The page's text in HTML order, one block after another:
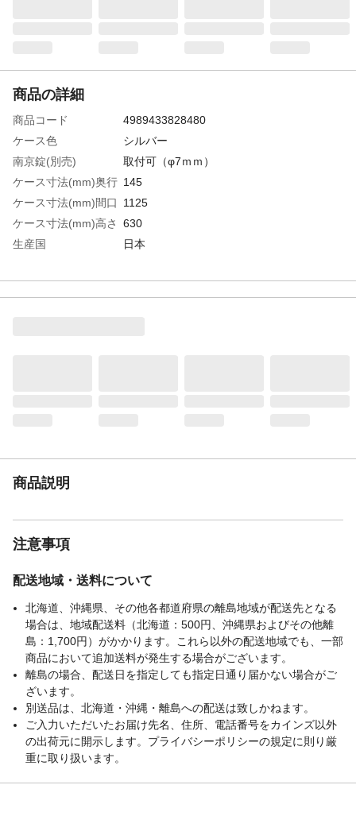
商品の詳細
商品コード
4989433828480
ケース色
シルバー
南京錠(別売)
取付可（φ7ｍｍ）
ケース寸法(mm)奥行 145
ケース寸法(mm)間口
1125
ケース寸法(mm)高さ
630
生産国
日本
材質1
本体：スチール
商品説明
注意事項
配送地域・送料について
北海道、沖縄県、その他各都道府県の離島地域が配送先となる
場合は、地域配送料（北海道：500円、沖縄県およびその他離
島：1,700円）がかかります。これら以外の配送地域でも、一部
商品において追加送料が発生する場合がございます。
離島の場合、配送日を指定しても指定日通り届かない場合がご
ざいます。
別送品は、北海道・沖縄・離島への配送は致しかねます。
ご入力いただいたお届け先名、住所、電話番号をカインズ以外
の出荷元に開示します。プライバシーポリシーの規定に則り厳
重に取り扱います。